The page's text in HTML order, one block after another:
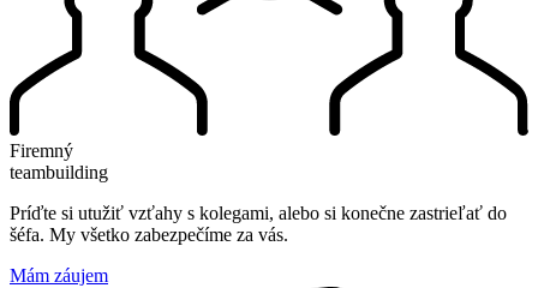
Firemný
teambuilding
Príďte si utužiť vzťahy s kolegami, alebo si konečne zastrieľať do
šéfa. My všetko zabezpečíme za vás.
Mám záujem